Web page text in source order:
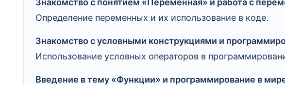
Знакомство с понятием «Переменная» и работа с
Определение переменных и их использование в коде.
Знакомство с условными конструкциями и
Использование условных операторов в
Введение в тему «Функции» и программирование в